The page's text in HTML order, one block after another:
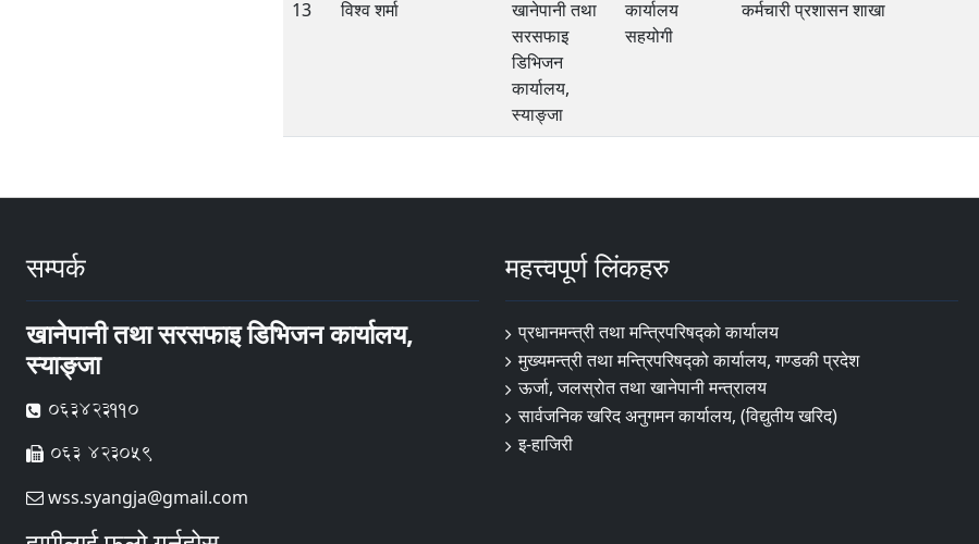
13 विश्व शर्मा
खानेपानी तथा
सरसफाइ
डिभिजन
कार्यालय,
स्याङ्जा
कार्यालय
सहयोगी
कर्मचारी प्रशासन शाखा
सम्पर्क
खानेपानी तथा सरसफाइ डिभिजन कार्यालय,
स्याङ्जा
063423110
063 423059
wss.syangja@gmail.com
महत्त्वपूर्ण लिंकहरु
प्रधानमन्त्री तथा मन्त्रिपरिषद्को कार्यालय
मुख्यमन्त्री तथा मन्त्रिपरिषद्को कार्यालय, गण्डकी प्रदेश
ऊर्जा, जलस्रोत तथा खानेपानी मन्त्रालय
सार्वजनिक खरिद अनुगमन कार्यालय, (विद्युतीय खरिद)
इ-हाजिरी